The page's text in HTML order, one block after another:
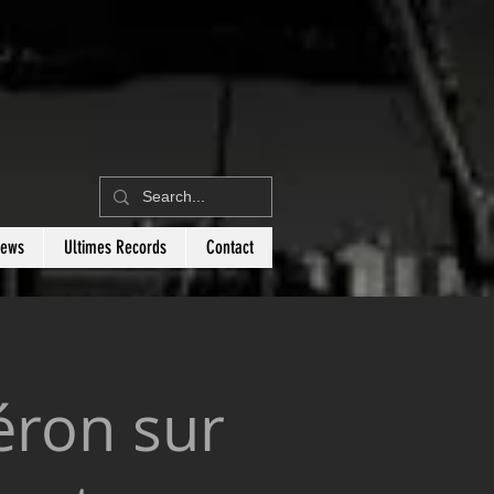
Ultimes Records Contact
sur